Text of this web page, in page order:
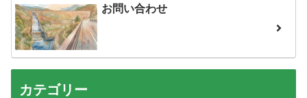
お問い合わせ
カテゴリー